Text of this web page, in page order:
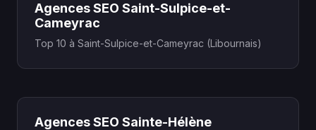
Agences SEO Saint-Sulpice-et-
Cameyrac
Top 10 à Saint-Sulpice-et-Cameyrac (Libournais)
Agences SEO Sainte-Hélène